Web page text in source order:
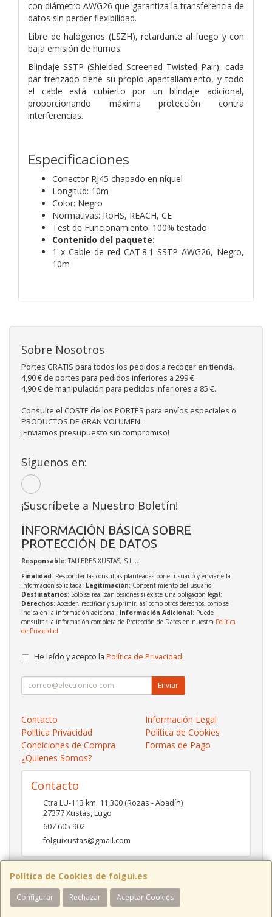
con diámetro AWG26 que garantiza la transferencia de
datos sin perder flexibilidad.
Libre de halógenos (LSZH), retardante al fuego y con
baja emisión de humos.
Blindaje SSTP (Shielded Screened Twisted Pair), cada
par trenzado tiene su propio apantallamiento, y todo
el cable está cubierto por un blindaje adicional,
proporcionando máxima protección contra
interferencias.
Especificaciones
Conector RJ45 chapado en níquel
Longitud: 10m
Color: Negro
Normativas: RoHS, REACH, CE
Test de Funcionamiento: 100% testado
Contenido del paquete:
1 x Cable de red CAT.8.1 SSTP AWG26, Negro,
10m
Política de Cookies de folgui.es
Configurar Rechazar Aceptar Cookies
Sobre Nosotros
Portes GRATIS para todos los pedidos a recoger en tienda.
4,90 € de portes para pedidos inferiores a 299 €.
4,90 € de manipulación para pedidos inferiores a 85 €.
Consulte el COSTE de los PORTES para envíos especiales o
PRODUCTOS DE GRAN VOLUMEN.
¡Enviamos presupuesto sin compromiso!
Síguenos en:
¡Suscríbete a Nuestro Boletín!
INFORMACIÓN BÁSICA SOBRE
PROTECCIÓN DE DATOS
Responsable: TALLERES XUSTAS, S.L.U.
Finalidad: Responder las consultas planteadas por el usuario y enviarle la
información solicitada; Legitimación: Consentimiento del usuario;
Destinatarios: Solo se realizan cesiones si existe una obligación legal;
Derechos: Acceder, rectificar y suprimir, así como otros derechos, como se
indica en la información adicional; Información Adicional: Puede
consultar la información completa de Protección de Datos en nuestra Política
de Privacidad
He leído y acepto la Política de Privacidad.
Enviar
Contacto
Información Legal
Política Privacidad
Política de Cookies
Condiciones de Compra
Formas de Pago
¿Quienes Somos?
Contacto
Ctra LU-113 km. 11,300 (Rozas - Abadín)
27377Xustás,Lugo
607 605 902
folguixustas@gmail.com
Horario
Lunes a viernes de 10:00 a 14:00 y de 16:00 a 20:00.
Sábados de 10:00 a 14:00 y de 16:00 a 19:00